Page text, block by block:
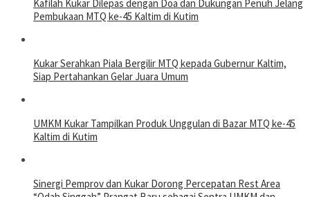
Kafilah Kukar Dilepas dengan Doa dan Dukungan Penuh Jelang
Pembukaan MTQ ke-45 Kaltim di Kutim
Kukar Serahkan Piala Bergilir MTQ kepada Gubernur Kaltim,
Siap Pertahankan Gelar Juara Umum
UMKM Kukar Tampilkan Produk Unggulan di Bazar MTQ ke-45
Kaltim di Kutim
Sinergi Pemprov dan Kukar Dorong Percepatan Rest Area